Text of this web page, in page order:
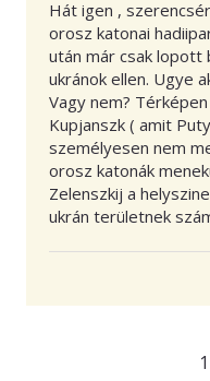
Hát igen ,
orosz katonai
után már csak lopott
ukránok ellen. Ugye
Vagy nem?
Kupjanszk ( amit
személyesen nem
orosz katonák
Zelenszkij a
ukrán területnek